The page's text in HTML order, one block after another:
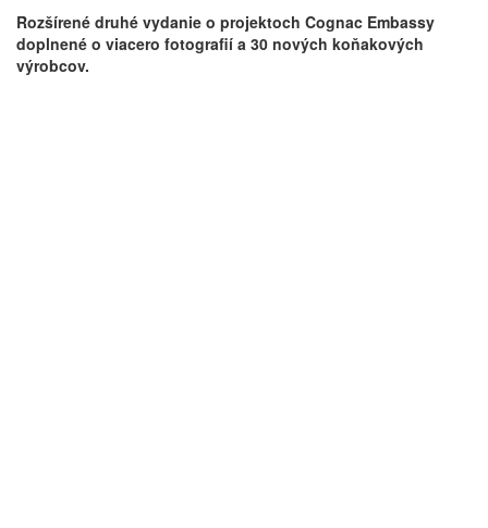
Rozšírené druhé vydanie o projektoch Cognac Embassy
doplnené o viacero fotografií a 30 nových koňakových
výrobcov.